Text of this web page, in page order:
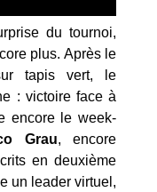
du tournoi,
plus. Après le
tapis vert, le
: victoire face à
encore le week-
Grau, encore
en deuxième
un leader virtuel,